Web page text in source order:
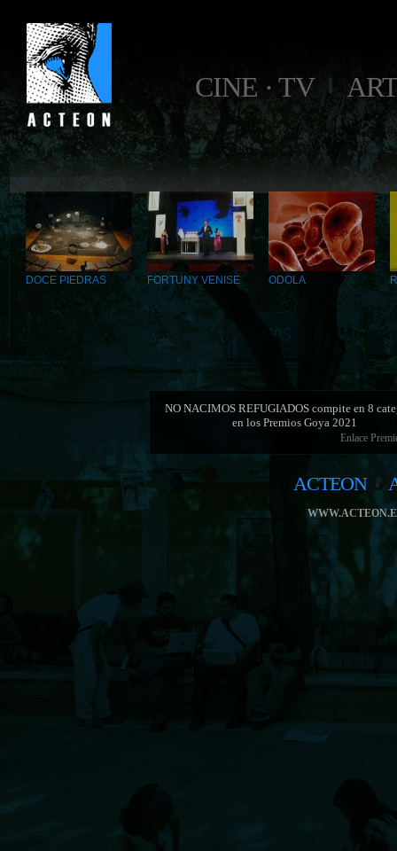
CINE · TV
DOCE PIEDRAS FORTUNY VENISE ODOLA
NO NACIMOS REFUGIADOS compite en 8
en los Premios Goya 2021
Enlace
ACTEON